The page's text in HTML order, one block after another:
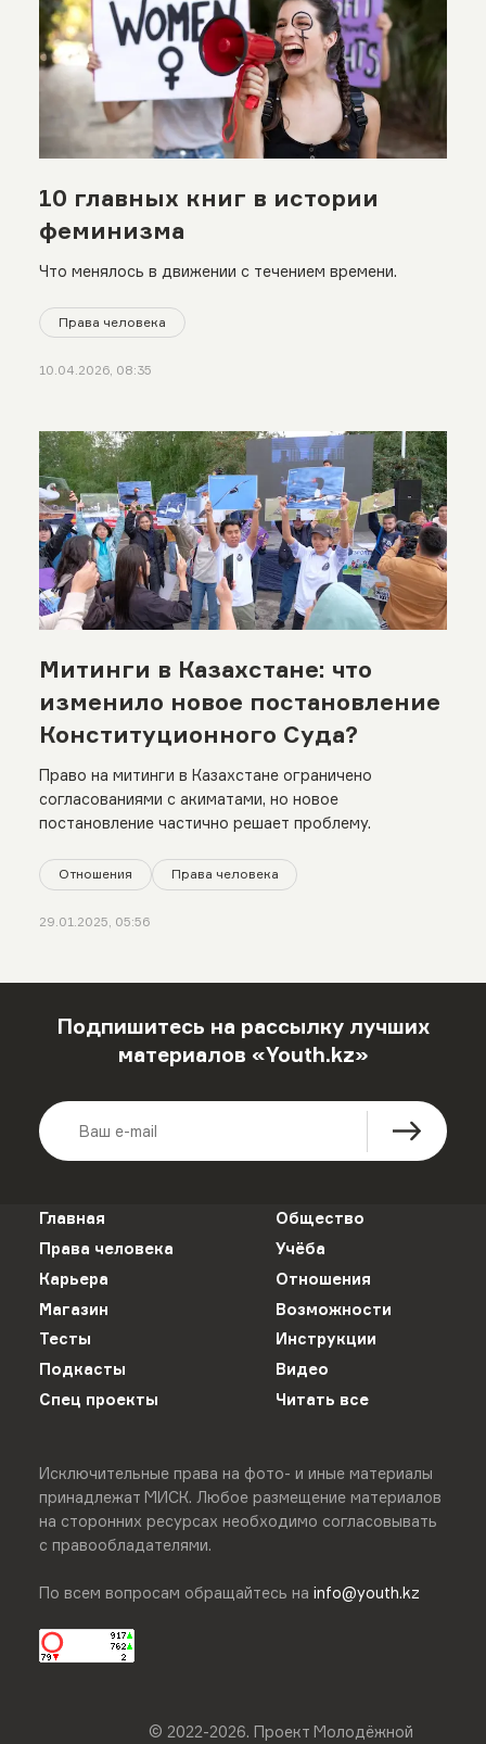
10 главных книг в истории
феминизма
Что менялось в движении с течением времени.
Права человека
10.04.2026, 08:35
Митинги в Казахстане: что
изменило новое постановление
Конституционного Суда?
Право на митинги в Казахстане ограничено
согласованиями с акиматами, но новое
постановление частично решает проблему.
Отношения Права человека
29.01.2025, 05:56
Подпишитесь на рассылку лучших
материалов «Youth.kz»
Главная
Общество
Права человека
Учёба
Карьера
Отношения
Магазин
Возможности
Тесты
Инструкции
Подкасты
Видео
Спец проекты
Читать все
Исключительные права на фото- и иные материалы
принадлежат МИСК. Любое размещение материалов
на сторонних ресурсах необходимо согласовывать
с правообладателями.
По всем вопросам обращайтесь на info@youth.kz
© 2022-2026.Проект Молодёжной